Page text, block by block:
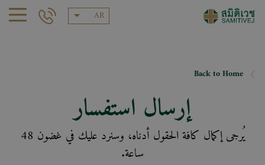
AR
Back to Home
إرسال استفسار
يُرجى إكمال كافة الحقول أدناه، وسنرد عليك في غضون 48
ساعة.